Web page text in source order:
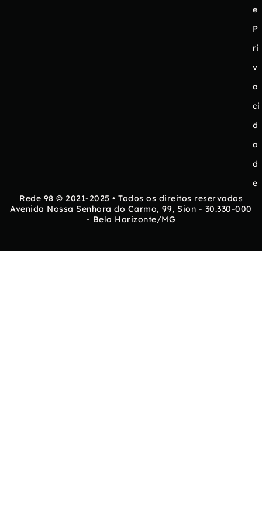
e
P
ri
v
a
ci
d
a
d
e
Rede 98 © 2021-2025 • Todos os direitos reservados
Avenida Nossa Senhora do Carmo, 99, Sion - 30.330-000
- Belo Horizonte/MG